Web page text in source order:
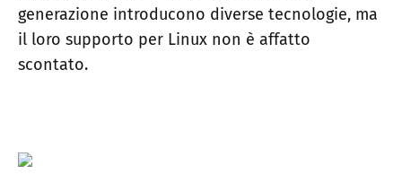
generazione introducono diverse tecnologie, ma
il loro supporto per Linux non è affatto
scontato.